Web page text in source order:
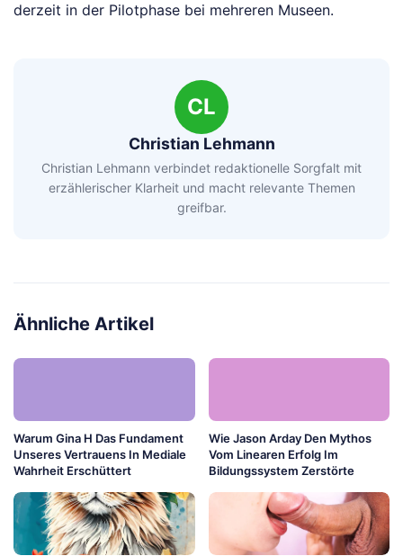
derzeit in der Pilotphase bei mehreren Museen.
CL
Christian Lehmann
Christian Lehmann verbindet redaktionelle Sorgfalt mit
erzählerischer Klarheit und macht relevante Themen
greifbar.
Ähnliche Artikel
Warum Gina H Das Fundament
Unseres Vertrauens In Mediale
Wahrheit Erschüttert
Wie Jason Arday Den Mythos
Vom Linearen Erfolg Im
Bildungssystem Zerstörte